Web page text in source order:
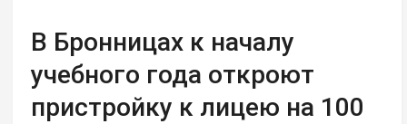
В Бронницах к началу
учебного года откроют
пристройку к лицею на 100